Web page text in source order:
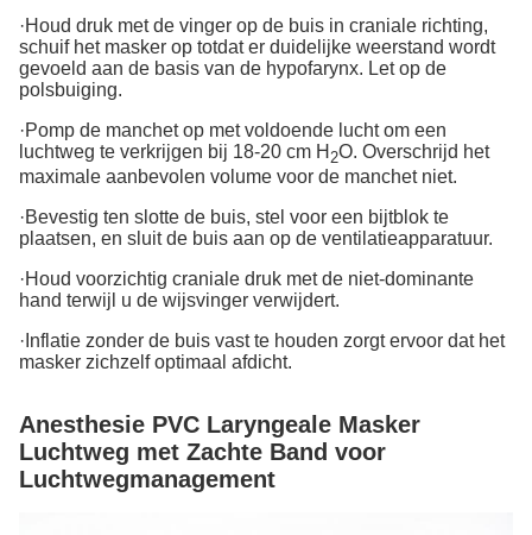
·Houd druk met de vinger op de buis in craniale richting,
schuif het masker op totdat er duidelijke weerstand wordt
gevoeld aan de basis van de hypofarynx. Let op de
polsbuiging.
·Pomp de manchet op met voldoende lucht om een
luchtweg te verkrijgen bij 18-20 cm H 2O. Overschrijd het
maximale aanbevolen volume voor de manchet niet.
·Bevestig ten slotte de buis, stel voor een bijtblok te
plaatsen, en sluit de buis aan op de ventilatieapparatuur.
·Houd voorzichtig craniale druk met de niet-dominante
hand terwijl u de wijsvinger verwijdert.
·Inflatie zonder de buis vast te houden zorgt ervoor dat het
masker zichzelf optimaal afdicht.
Anesthesie PVC Laryngeale Masker
Luchtweg met Zachte Band voor
Luchtwegmanagement